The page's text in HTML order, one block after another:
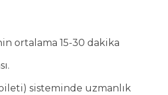
ortalama 15-30 dakika
sisteminde uzmanlık